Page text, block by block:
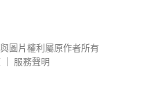
圖片權利屬原作者所有
服務聲明